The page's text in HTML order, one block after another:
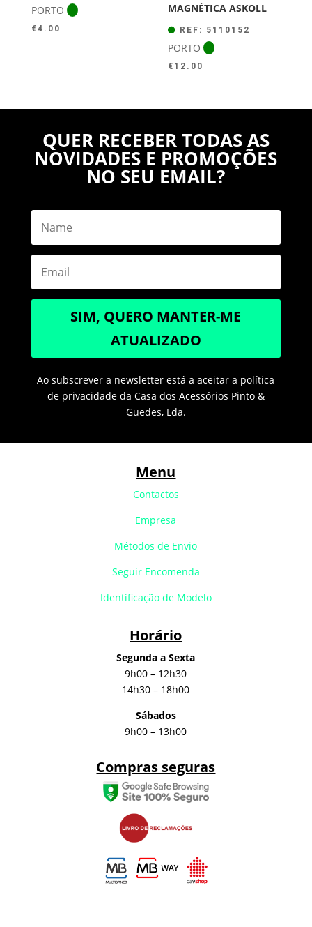
PORTO
€4.00
MAGNÉTICA ASKOLL
REF: 5110152
PORTO
€ 12.00
QUER RECEBER TODAS AS
NOVIDADES E PROMOÇÕES
NO SEU EMAIL?
SIM, QUERO MANTER-ME
ATUALIZADO
Ao subscrever a newsletter está a aceitar a política
de privacidade da Casa dos Acessórios Pinto &
Guedes, Lda.
Menu
Contactos
Empresa
Métodos de Envio
Seguir Encomenda
Identificação de Modelo
Horário
Segunda a Sexta
9h00 – 12h30
14h30 – 18h00
Sábados
9h00 – 13h00
Compras seguras